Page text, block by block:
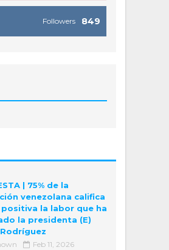
849
Followers
| 75% de la
venezolana califica
la labor que ha
la presidenta (E)
Feb 11, 2026